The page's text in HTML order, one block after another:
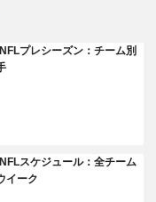
プレシーズン：チーム別
スケジュール：全チーム
イーク